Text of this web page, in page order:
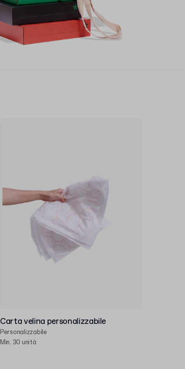
Carta velina personalizzabile
Personalizzabile
Min. 30 unità